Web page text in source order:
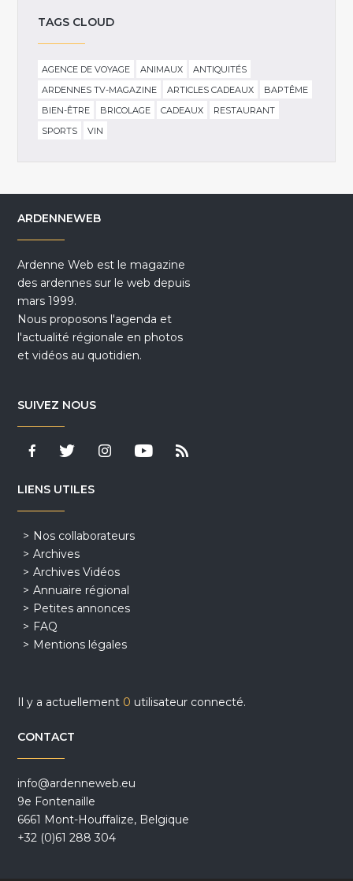
TAGS CLOUD
AGENCE DE VOYAGE ANIMAUX
ANTIQUITÉS
ARDENNES TV-MAGAZINE
ARTICLES CADEAUX
BAPTÊME
BIEN-ÊTRE
BRICOLAGE CADEAUX
RESTAURANT
SPORTS
VIN
ARDENNEWEB
Ardenne Web est le magazine
des ardennes sur le web depuis
mars 1999.
Nous proposons l'agenda et
l'actualité régionale en photos
et vidéos au quotidien.
SUIVEZ NOUS
LIENS UTILES
Nos collaborateurs
Archives
Archives Vidéos
Annuaire régional
Petites annonces
FAQ
Mentions légales
Il y a actuellement 0 utilisateur connecté.
CONTACT
info@ardenneweb.eu
9e Fontenaille
6661 Mont-Houffalize, Belgique
+32 (0)61 288 304